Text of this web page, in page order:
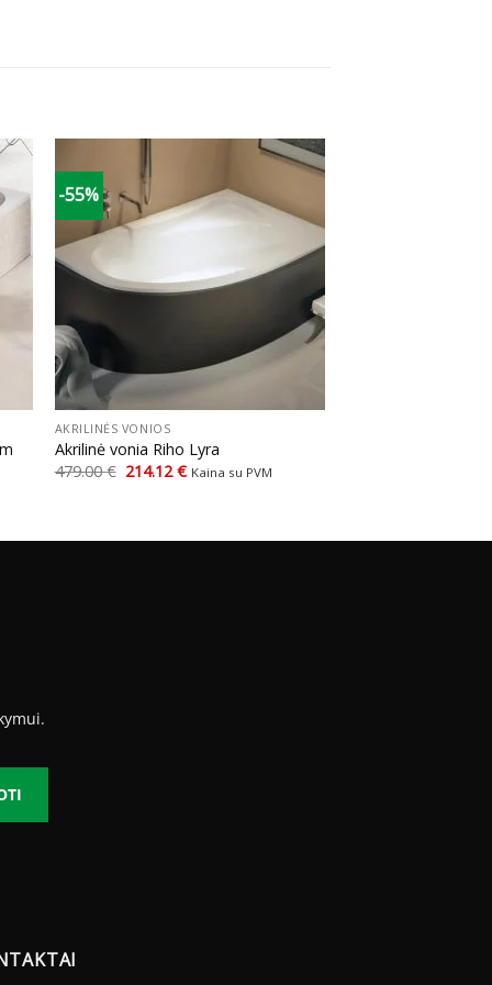
-55%
+
AKRILINĖS VONIOS
Akrilinė vonia Riho Lyra
479.00€ Original
214.12€Current
Kaina su PVM